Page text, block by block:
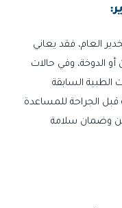
العام، فقد يعاني
الدوخة، وفي حالات
الطبية السابقة
الجراحة للمساعدة
وضمان سلامة